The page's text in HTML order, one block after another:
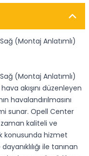
(Montaj Anlatımlı)
(Montaj Anlatımlı)
akışını düzenleyen
havalandırılmasını
sunar. Opell Center
kaliteli ve
konusunda hizmet
ile tanınan